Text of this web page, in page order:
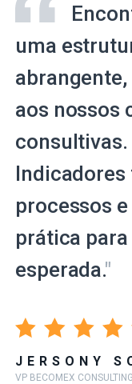
uma
aos nossos
consultivas.
processos
prática
esperada."
JERSONY
VP BECOMEX CONSULTING